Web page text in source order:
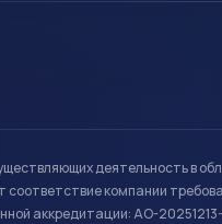
деятельность в
компании
аккредитации: АО-